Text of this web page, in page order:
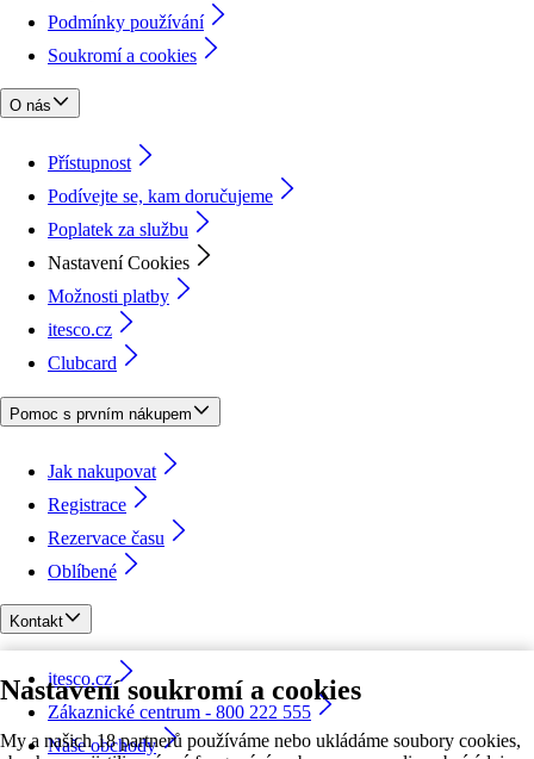
Nastavení soukromí a cookies
My a našich 18 partnerů používáme nebo ukládáme soubory cookies,
Podmínky používání
Soukromí a cookies
O nás
Přístupnost
Podívejte se, kam doručujeme
Poplatek za službu
Nastavení Cookies
Možnosti platby
itesco.cz
Clubcard
Pomoc s prvním nákupem
Jak nakupovat
Registrace
Rezervace času
Oblíbené
Kontakt
itesco.cz
Zákaznické centrum - 800 222 555
Naše obchody